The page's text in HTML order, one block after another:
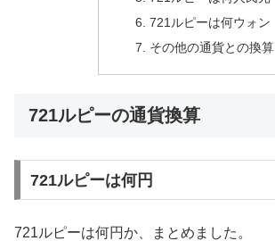
721ルピーは何ウォン
その他の通貨との換算
721ルピーの通貨換算
721ルピーは何円
721ルピーは何円か、まとめました。